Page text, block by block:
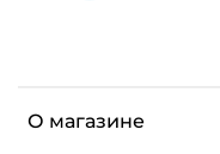
О магазине